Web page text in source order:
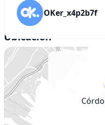
OKer_x4p2b7f
Ubicación